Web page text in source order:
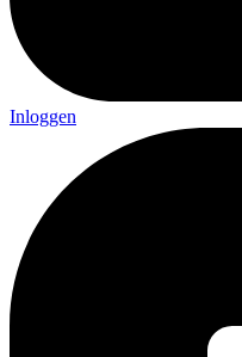
Inloggen